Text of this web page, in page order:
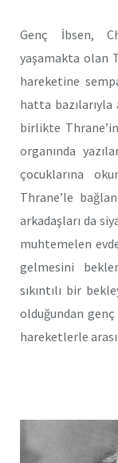
Genç İbsen,
yaşamakta olan
hareketine
hatta bazılarıyla
birlikte
organında
çocuklarına
Thrane’le
arkadaşları da
muhtemelen
gelmesini
sıkıntılı bir
olduğundan
hareketlerle